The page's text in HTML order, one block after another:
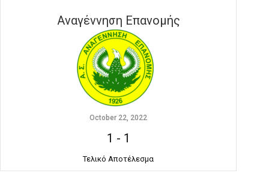
Αναγέννηση Επανομής
October 22, 2022
1 - 1
Τελικό Αποτέλεσμα